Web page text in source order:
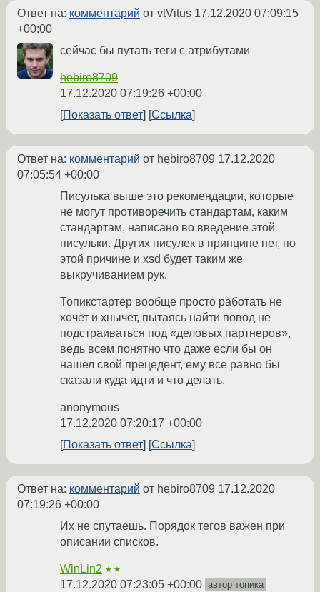
Ответ на: комментарий от vtVitus 17.12.2020 07:09:15
+00:00
сейчас бы путать теги с атрибутами
hebiro8709
17.12.2020 07:19:26 +00:00
Показать ответ
Ссылка
Ответ на: комментарий от hebiro8709 17.12.2020
07:05:54 +00:00
Писулька выше это рекомендации, которые
не могут противоречить стандартам, каким
стандартам, написано во введение этой
писульки. Других писулек в принципе нет, по
этой причине и xsd будет таким же
выкручиванием рук.
Топикстартер вообще просто работать не
хочет и хнычет, пытаясь найти повод не
подстраиваться под «деловых партнеров»,
ведь всем понятно что даже если бы он
нашел свой прецедент, ему все равно бы
сказали куда идти и что делать.
anonymous
17.12.2020 07:20:17 +00:00
Показать ответ
Ссылка
Ответ на: комментарий от hebiro8709 17.12.2020
07:19:26 +00:00
Их не спутаешь. Порядок тегов важен при
описании списков.
WinLin2 ★★
17.12.2020 07:23:05 +00:00 автор топика